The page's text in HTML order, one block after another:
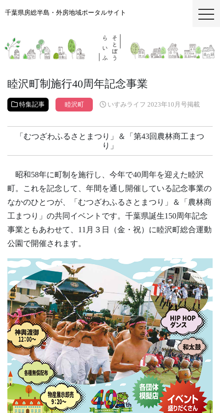
千葉県房総半島・外房地域ポータルサイト
睦沢町制施行40周年記念事業
特集記事 睦沢町 いすみライフ 2023年10月号掲載
「むつざわふるさとまつり」＆「第43回農林商工まつ
り」
昭和58年に町制を施行し、今年で40周年を迎えた睦沢
町。これを記念して、年間を通し開催している記念事業の
なかのひとつが、「むつざわふるさとまつり」＆「農林商
工まつり」の共同イベントです。千葉県誕生150周年記念
事業ともあわせて、11月３日（金・祝）に睦沢町総合運動
公園で開催されます。